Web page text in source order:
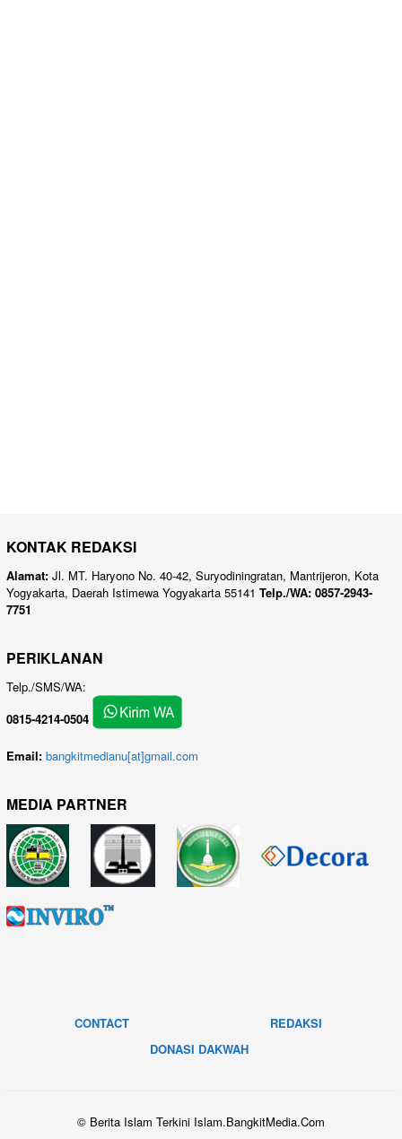
KONTAK REDAKSI
Alamat: Jl. MT. Haryono No. 40-42, Suryodiningratan, Mantrijeron, Kota
Yogyakarta, Daerah Istimewa Yogyakarta 55141 Telp./WA: 0857-2943-
7751
PERIKLANAN
Telp./SMS/WA:
0815-4214-0504
Email: bangkitmedianu[at]gmail.com
MEDIA PARTNER
CONTACT
REDAKSI
DONASI DAKWAH
© Berita Islam Terkini Islam.BangkitMedia.Com